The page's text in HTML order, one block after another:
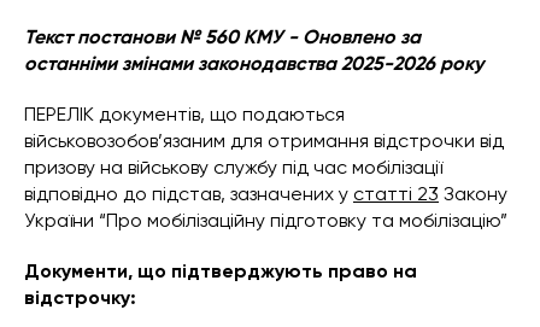
Текст постанови № 560 КМУ - Оновлено за
останніми змінами законодавства 2025-2026 року
ПЕРЕЛІК документів, що подаються
військовозобов’язаним для отримання відстрочки від
призову на військову службу під час мобілізації
відповідно до підстав, зазначених у статті 23 Закону
України “Про мобілізаційну підготовку та мобілізацію”
Документи, що підтверджують право на
відстрочку: